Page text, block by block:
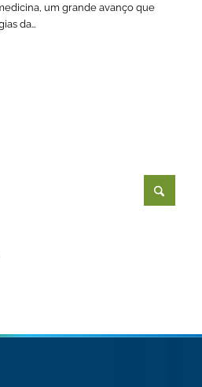
um grande avanço que
da…